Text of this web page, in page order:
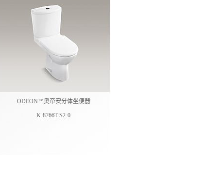
ODEON™奥帝安分体坐便器
K-8766T-S2-0